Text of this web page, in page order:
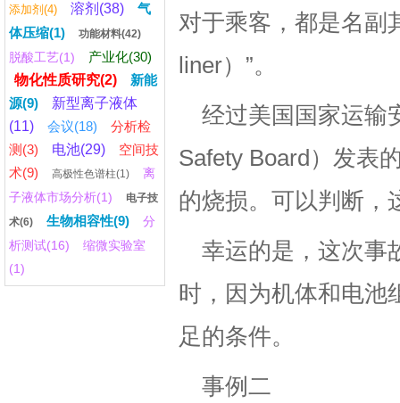
添加剂(4) 溶剂(38)
气
体压缩(1)
功能材料(42)
脱酸工艺(1)
产业化(30)
物化性质研究(2)
新能
源(9)
新型离子液体
(11)
会议(18)
分析检
测(3)
电池(29)
空间技
术(9)
高极性色谱柱(1)
离
子液体市场分析(1)
电子技
术(6)
生物相容性(9)
分
析测试(16)
缩微实验室
(1)
对于乘客，都是名副
liner）”。
经过美国国家运输
Safety Board）发表
的烧损。可以判断，
幸运的是，这次事
时，因为机体和电池
足的条件。
事例二